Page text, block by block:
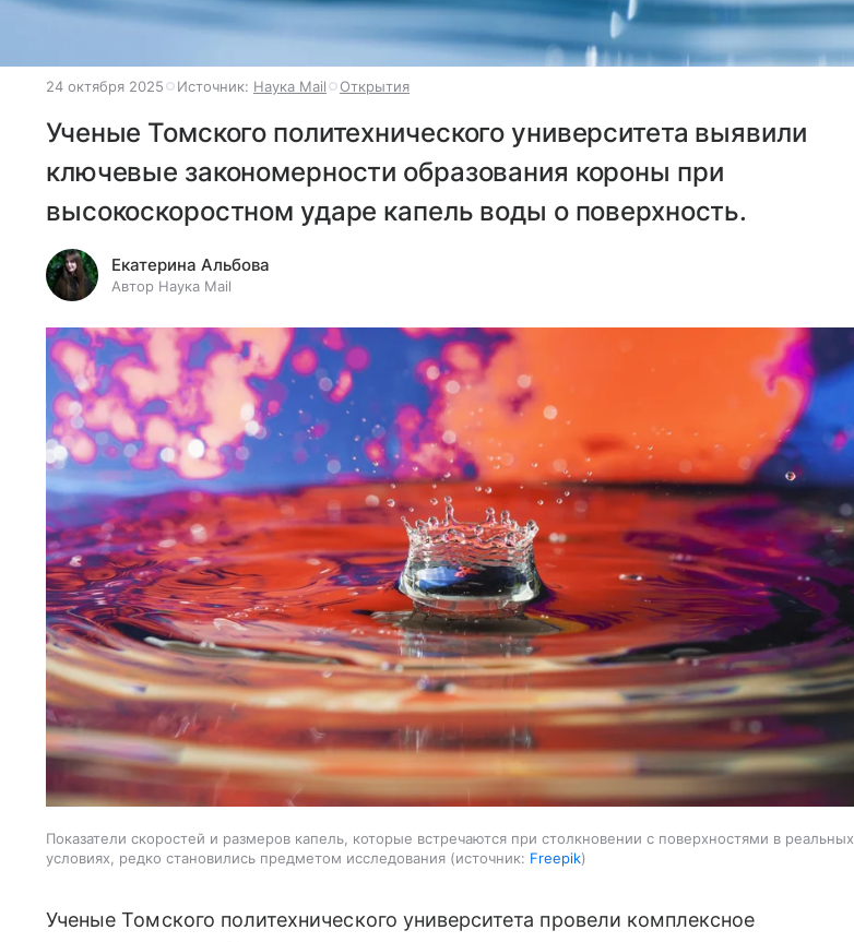
24 октября 2025 Источник: Наука Mail Открытия
Ученые Томского политехнического университета выявили
ключевые закономерности образования короны при
высокоскоростном ударе капель воды о поверхность.
Екатерина Альбова
Автор Наука Mail
Показатели скоростей и размеров капель, которые встречаются при столкновении с поверхностями в реальных
условиях, редко становились предметом исследования
источник: Freepik
Ученые Томского политехнического университета провели комплексное